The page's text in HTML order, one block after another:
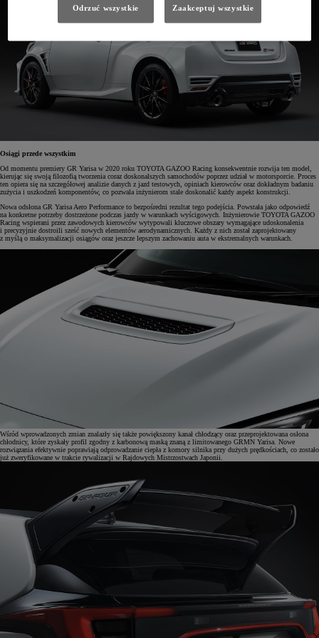
Osiągi przede wszystkim
Od momentu premiery GR Yarisa w 2020 roku TOYOTA GAZOO Racing konsekwentnie rozwija ten model,
kierując się swoją filozofią tworzenia coraz doskonalszych samochodów poprzez udział w motorsporcie. Proces
ten opiera się na szczegółowej analizie danych z jazd testowych, opiniach kierowców oraz dokładnym badaniu
zużycia i uszkodzeń komponentów, co pozwala inżynierom stale doskonalić każdy aspekt konstrukcji.
Nowa odsłona GR Yarisa Aero Performance to bezpośredni rezultat tego podejścia. Powstała jako odpowiedź
na konkretne potrzeby dostrzeżone podczas jazdy w warunkach wyścigowych. Inżynierowie TOYOTA GAZOO
Racing wspierani przez zawodowych kierowców wytypowali kluczowe obszary wymagające udoskonalenia
i precyzyjnie dostroili sześć nowych elementów aerodynamicznych. Każdy z nich został zaprojektowany
z myślą o maksymalizacji osiągów oraz jeszcze lepszym zachowaniu auta w ekstremalnych warunkach.
Wśród wprowadzonych zmian znalazły się także powiększony kanał chłodzący oraz przeprojektowana osłona
chłodnicy, które zyskały profil zgodny z karbonową maską znaną z limitowanego GRMN Yarisa. Nowe
rozwiązania efektywnie poprawiają odprowadzanie ciepła z komory silnika przy dużych prędkościach, co zostało
już zweryfikowane w trakcie rywalizacji w Rajdowych Mistrzostwach Japonii.
Odrzuć wszystkie Zaakceptuj wszystkie